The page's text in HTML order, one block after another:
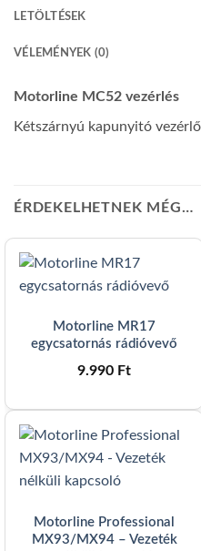
LETÖLTÉSEK
VÉLEMÉNYEK (0)
Motorline MC52 vezérlés
Kétszárnyú kapunyitó
ÉRDEKELHETNEK MÉG…
Motorline MR17
egycsatornás rádióvevő
9.990 Ft
Motorline Professional
MX93/MX94 – Vezeték